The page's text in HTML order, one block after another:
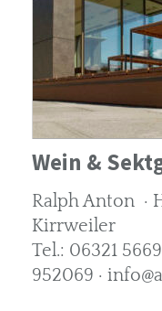
Wein &
Ralph Anton ·
Kirrweiler
Tel.: 06321
952069 ·